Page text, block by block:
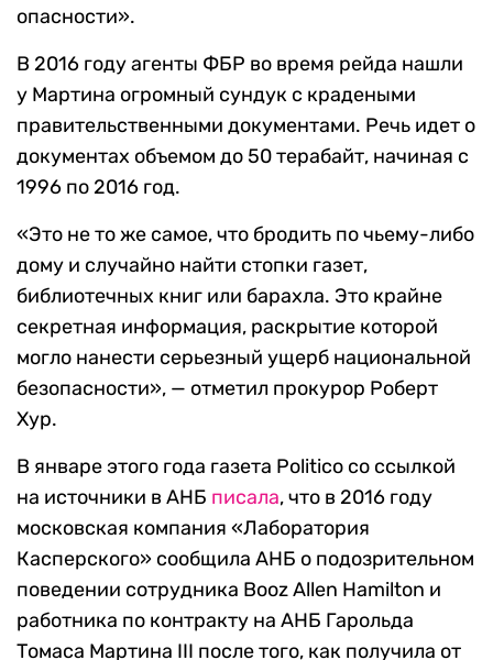
опасности».
В 2016 году агенты ФБР во время рейда нашли
у Мартина огромный сундук с крадеными
правительственными документами. Речь идет о
документах объемом до 50 терабайт, начиная с
1996 по 2016 год.
«Это не то же самое, что бродить по чьему-либо
дому и случайно найти стопки газет,
библиотечных книг или барахла. Это крайне
секретная информация, раскрытие которой
могло нанести серьезный ущерб национальной
безопасности», — отметил прокурор Роберт
Хур.
В январе этого года газета Politico со ссылкой
на источники в АНБ писала, что в 2016 году
московская компания «Лаборатория
Касперского» сообщила АНБ о подозрительном
поведении сотрудника Booz Allen Hamilton и
работника по контракту на АНБ Гарольда
Томаса Мартина III после того, как получила от